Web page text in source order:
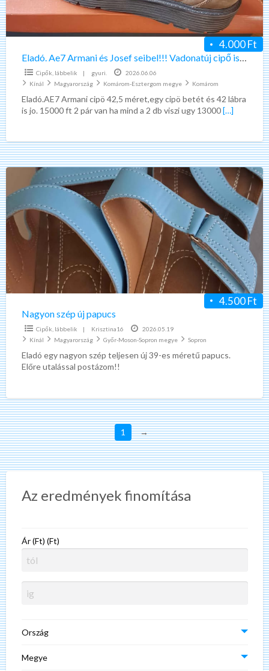
Vadonatúj
cipő
is
van.
4.000 Ft
Eladó. Ae7 Armani és Josef seibel!!! Vadonatúj cipő is van.
Cipők, lábbelik | gyuri.
2026.06.06
Kínál
Magyarország Komárom-Esztergom megye Komárom
Eladó.AE7 Armani cipö 42,5 méret,egy cipö betét és 42 lábra
is jo. 15000 ft 2 pár van ha mind a 2 db viszi ugy 13000[…]
Nagyon
szép
új
papucs
4.500 Ft
Nagyon szép új papucs
Cipők, lábbelik | Krisztina16
2026.05.19
Kínál
Magyarország Győr-Moson-Sopron megye Sopron
Eladó egy nagyon szép teljesen új 39-es méretű papucs.
Előre utalással postázom!!
1 →
Az eredmények finomítása
Ár (Ft) (Ft)
Ország
Megye